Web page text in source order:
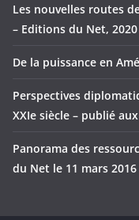
Les nouvelles routes
– Editions du Net, 2020
De la puissance en
Perspectives
XXIe siècle – publié
Panorama des
du Net le 11 mars 2016